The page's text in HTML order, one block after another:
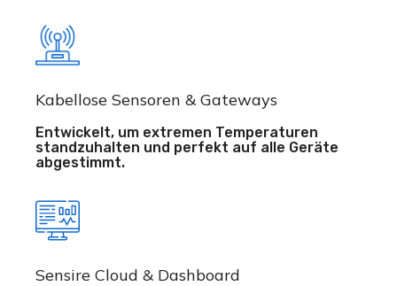
Kabellose Sensoren & Gateways
Entwickelt, um extremen Temperaturen
standzuhalten und perfekt auf alle Geräte
abgestimmt.
Sensire Cloud & Dashboard